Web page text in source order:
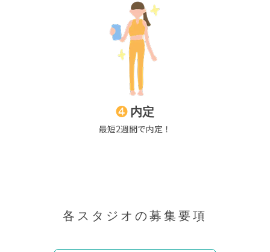
❹ 内定
最短2週間で内定！
各スタジオの募集要項